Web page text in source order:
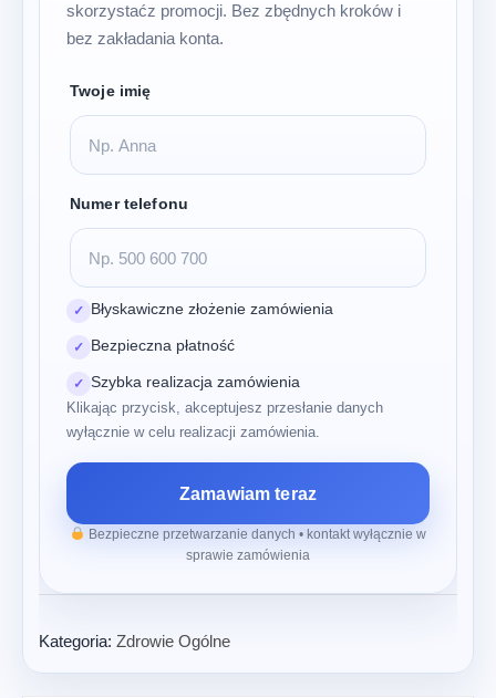
skorzystaćz promocji. Bez zbędnych kroków i
bez zakładania konta.
Twoje imię
Numer telefonu
✓ Błyskawiczne złożenie zamówienia
✓ Bezpieczna płatność
✓ Szybka realizacja zamówienia
Klikając przycisk, akceptujesz przesłanie danych
wyłącznie w celu realizacji zamówienia.
Zamawiam teraz
Bezpieczne przetwarzanie danych • kontakt wyłącznie w
sprawie zamówienia
Kategoria: Zdrowie Ogólne